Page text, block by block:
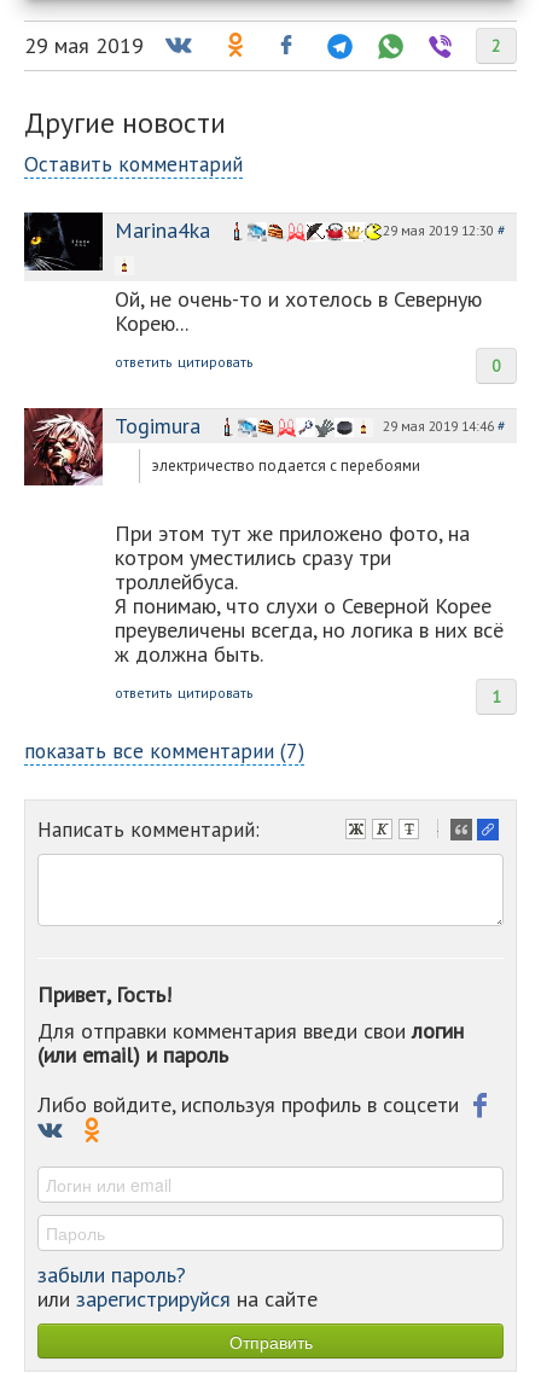
2
29 мая 2019
Другие новости
Оставить комментарий
Marina4ka 29 мая 2019 12:30 #
Ой, не очень-то и хотелось в Северную
Корею...
0
ответить цитировать
Togimura 29 мая 2019 14:46 #
электричество подается с перебоями
При этом тут же приложено фото, на
котром уместились сразу три
троллейбуса.
Я понимаю, что слухи о Северной Корее
преувеличены всегда, но логика в них всё
ж должна быть.
1
ответить цитировать
показать все комментарии (7)
Написать комментарий:
-
-
-
-
-
Привет, Гость!
Для отправки комментария введи своилогин
(или email) и пароль
Либо войдите, используя профиль в соцсети
забыли пароль?
или зарегистрируйся на сайте